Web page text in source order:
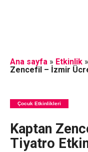
Ana sayfa» Etkinlik»
Zencefil – İzmir
Çocuk Etkinlikleri
Kaptan
Tiyatro